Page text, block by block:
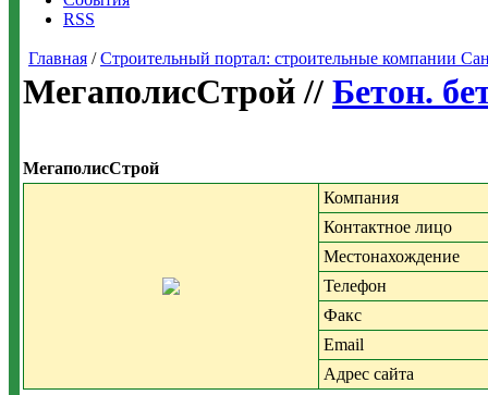
RSS
Главная /Строительный портал: строительные компании
МегаполисСтрой // Бетон.
МегаполисСтрой
Компания
Контактное лицо
Местонахождение
Телефон
Факс
Email
Адрес сайта